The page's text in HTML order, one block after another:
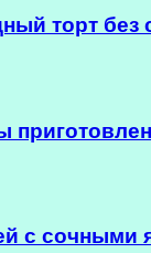
торт без
с сочными